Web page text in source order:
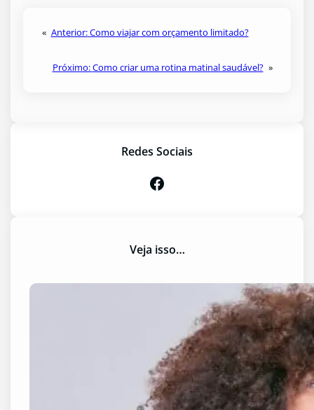
« Anterior:Como viajar com orçamento limitado?
Próximo:Como criar uma rotina matinal saudável? »
Redes Sociais
Facebook
Veja isso…